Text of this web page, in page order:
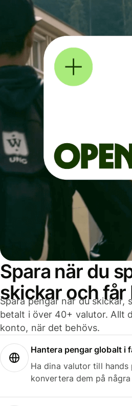
Spara när du
skickar och
Spara pengar när du skickar,
betalt i över 40+ valutor. Allt
konto, när det behövs.
Hantera pengar globalt i
Ha dina valutor till
konvertera dem på några